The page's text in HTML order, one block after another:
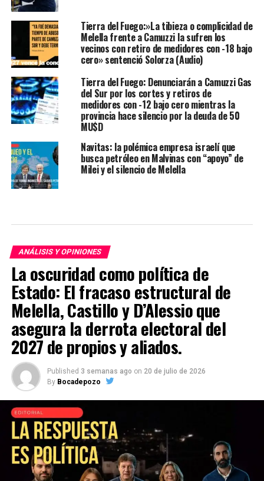
Tierra del Fuego:»La tibieza o complicidad de
Melella frente a Camuzzi la sufren los
vecinos con retiro de medidores con -18 bajo
cero» sentenció Solorza (Audio)
Tierra del Fuego: Denunciarán a Camuzzi Gas
del Sur por los cortes y retiros de
medidores con -12 bajo cero mientras la
provincia hace silencio por la deuda de 50
MU$D
Navitas: la polémica empresa israelí que
busca petróleo en Malvinas con “apoyo” de
Milei y el silencio de Melella
ANÁLISIS Y OPINIONES
La oscuridad como política de
Estado: El fracaso estructural de
Melella, Castillo y D’Alessio que
asegura la derrota electoral del
2027 de propios y aliados.
Published 3 semanas ago on 20 de julio de 2026
By Bocadepozo